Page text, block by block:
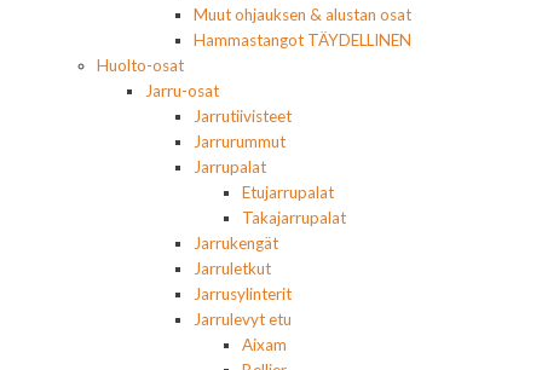
Muut ohjauksen & alustan osat
Hammastangot TÄYDELLINEN
Huolto-osat
Jarru-osat
Jarrutiivisteet
Jarrurummut
Jarrupalat
Etujarrupalat
Takajarrupalat
Jarrukengät
Jarruletkut
Jarrusylinterit
Jarrulevyt etu
Aixam